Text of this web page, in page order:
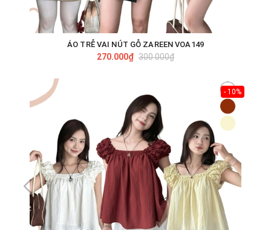
ÁO TRỄ VAI NÚT GỖ ZAREEN VOA149
270.000₫ 300.000₫
- 10%